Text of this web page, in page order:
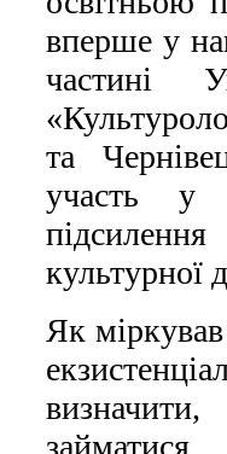
вперше у
частині
та
участь у
культурної
Як